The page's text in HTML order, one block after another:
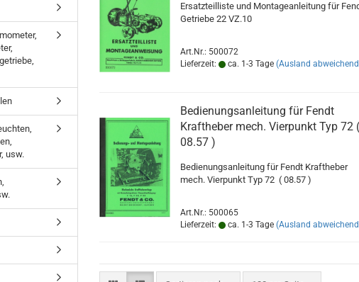
Ersatzteilliste und Montageanleitung für
Getriebe 22 VZ.10
Art.Nr.: 500072
Lieferzeit:
ca. 1-3 Tage (Ausland
Bedienungsanleitung für Fendt
Kraftheber mech. Vierpunkt Typ 72
08.57 )
Bedienungsanleitung für Fendt Kraftheber
mech. Vierpunkt Typ 72 ( 08.57 )
Art.Nr.: 500065
Lieferzeit:
ca. 1-3 Tage (Ausland
usw.